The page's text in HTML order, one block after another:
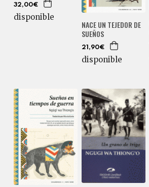
32,00€
disponible
NACE UN TEJEDOR DE
SUEÑOS
21,90€
disponible